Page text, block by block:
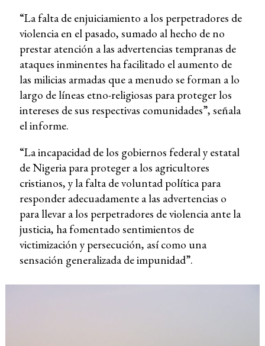
“La falta de enjuiciamiento a los perpetradores de
violencia en el pasado, sumado al hecho de no
prestar atención a las advertencias tempranas de
ataques inminentes ha facilitado el aumento de
las milicias armadas que a menudo se forman a lo
largo de líneas etno-religiosas para proteger los
intereses de sus respectivas comunidades”, señala
el informe.
“La incapacidad de los gobiernos federal y estatal
de Nigeria para proteger a los agricultores
cristianos, y la falta de voluntad política para
responder adecuadamente a las advertencias o
para llevar a los perpetradores de violencia ante la
justicia, ha fomentado sentimientos de
victimización y persecución, así como una
sensación generalizada de impunidad”.